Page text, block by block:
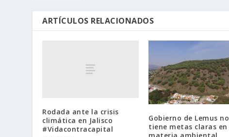
ARTÍCULOS RELACIONADOS
Rodada ante la crisis
climática en Jalisco
#Vidacontracapital
Gobierno de Lemus no
tiene metas claras en